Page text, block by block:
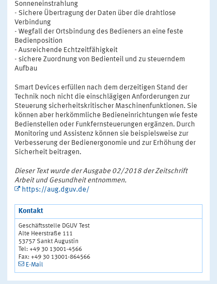
Sonneneinstrahlung
- Sichere Übertragung der Daten über die drahtlose
Verbindung
- Wegfall der Ortsbindung des Bedieners an eine feste
Bedienposition
- Ausreichende Echtzeitfähigkeit
- sichere Zuordnung von Bedienteil und zu steuerndem
Aufbau
Smart Devices erfüllen nach dem derzeitigen Stand der
Technik noch nicht die einschlägigen Anforderungen zur
Steuerung sicherheitskritischer Maschinenfunktionen. Sie
können aber herkömmliche Bedieneinrichtungen wie feste
Bedienstellen oder Funkfernsteuerungen ergänzen. Durch
Monitoring und Assistenz können sie beispielsweise zur
Verbesserung der Bedienergonomie und zur Erhöhung der
Sicherheit beitragen.
Dieser Text wurde der Ausgabe 02/2018 der Zeitschrift
Arbeit und Gesundheit entnommen.
https://aug.dguv.de/
Kontakt
Geschäftsstelle DGUV Test
Alte Heerstraße 111
53757 Sankt Augustin
Tel: +49 30 13001-4566
Fax: +49 30 13001-864566
E-Mail